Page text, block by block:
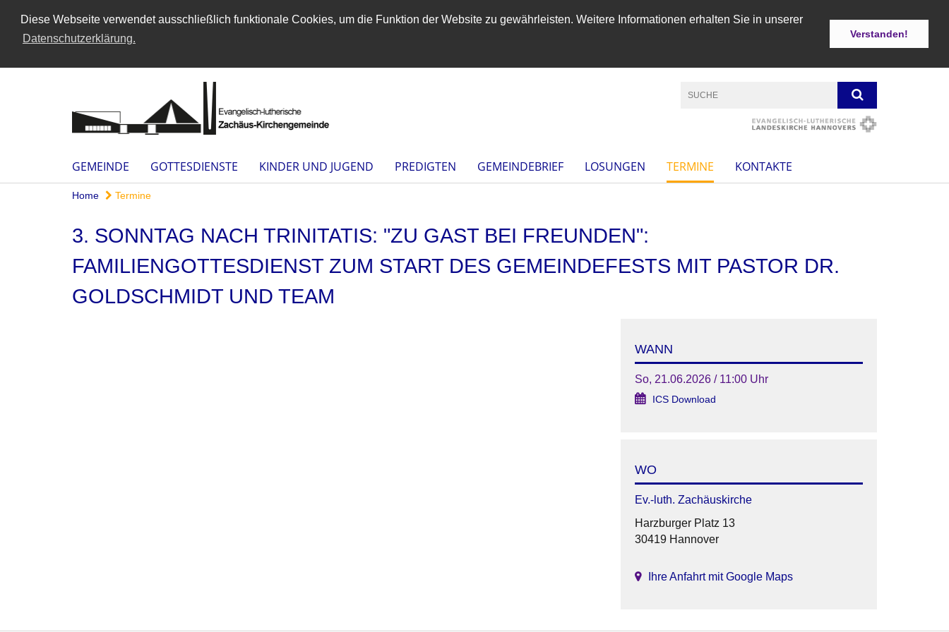
Diese Webseite verwendet ausschließlich funktionale Cookies, um die Funktion der Website zu gewährleisten. Weitere Informationen erhalten Sie in unserer
Datenschutzerklärung.
Verstanden!
GEMEINDE GOTTESDIENSTE KINDER UND JUGEND PREDIGTEN GEMEINDEBRIEF LOSUNGEN TERMINE KONTAKTE
Home Termine
3. SONNTAG NACH TRINITATIS: "ZU GAST BEI FREUNDEN":
FAMILIENGOTTESDIENST ZUM START DES GEMEINDEFESTS MIT PASTOR DR.
GOLDSCHMIDT UND TEAM
WANN
So, 21.06.2026 / 11:00 Uhr
ICS Download
WO
Ev.-luth. Zachäuskirche
Harzburger Platz 13
30419 Hannover
Ihre Anfahrt mit Google Maps